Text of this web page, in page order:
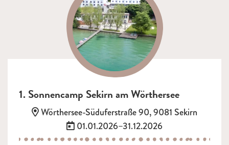
1. Sonnencamp Sekirn am Wörthersee
Adresse:
Wörthersee-Süduferstraße 90, 9081 Sekirn
Termin:
01.01.2026–31.12.2026